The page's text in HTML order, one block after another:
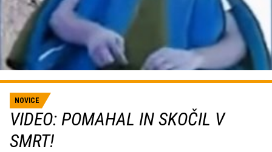
NOVICE
VIDEO: POMAHAL IN SKOČIL V
SMRT!